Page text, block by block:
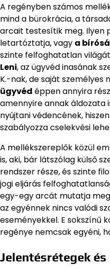
A regényben számos
mind a bürokrácia, a
arcait testesítik meg. Ilyen
letartóztatja, vagy a
szinte felfoghatatlan
Leni, az ügyvéd inasának
K.-nak, de saját személyes
ügyvéd éppen annyira
amennyire annak áldozata
nyújtani védencének,
szabályozza cselekvési
A mellékszereplők közül
is, aki, bár látszólag külső
rendszer része, és szinte
jogi eljárás
egy-egy arcát mutatja
az egyénnek nincs valódi
eseményekkel. E sokszínű
regénye nemcsak egyéni,
Jelentésrétegek